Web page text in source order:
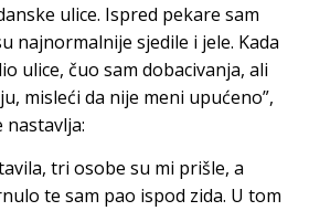
ulice. Ispred pekare sam
najnormalnije sjedile i jele. Kada
ulice, čuo sam dobacivanja, ali
misleći da nije meni upućeno”,
nastavlja:
tri osobe su mi prišle, a
te sam pao ispod zida. U tom